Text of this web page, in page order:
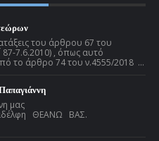
του άρθρου 67 του
7.6.2010) , όπως αυτό
το άρθρο 74 του ν.4555/2018 ...
μας
ΘΕΑΝΩ ΒΑΣ.